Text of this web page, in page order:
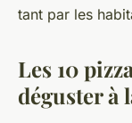
tant par les
Les 10
déguster à